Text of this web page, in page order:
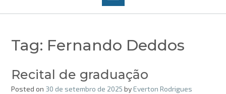
Tag: Fernando Deddos
Recital de graduação
Posted on 30 de setembro de 2025 byEverton Rodrigues